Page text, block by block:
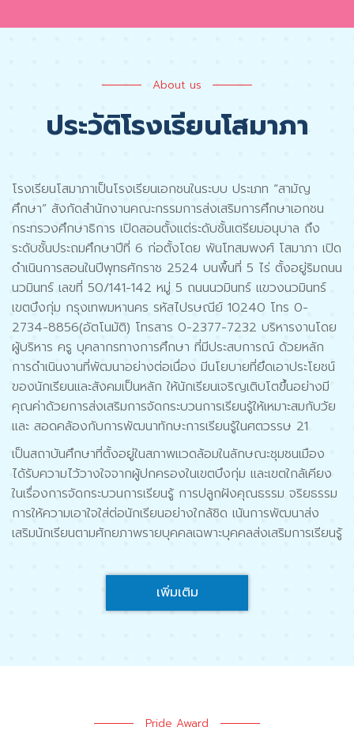
About us
ประวัติโรงเรียนโสมาภา
โรงเรียนโสมาภาเป็นโรงเรียนเอกชนในระบบ ประเภท “สามัญ
ศึกษา” สังกัดสำนักงานคณะกรรมการส่งเสริมการศึกษาเอกชน
กระทรวงศึกษาธิการ เปิดสอนตั้งแต่ระดับชั้นเตรียมอนุบาล ถึง
ระดับชั้นประถมศึกษาปีที่ 6 ก่อตั้งโดย พันโทสมพงศ์ โสมาภา เปิด
ดำเนินการสอนในปีพุทธศักราช 2524 บนพื้นที่ 5 ไร่ ตั้งอยู่ริมถนน
นวมินทร์ เลขที่ 50/141-142 หมู่ 5 ถนนนวมินทร์ แขวงนวมินทร์
เขตบึงกุ่ม กรุงเทพมหานคร รหัสไปรษณีย์ 10240 โทร 0-
2734-8856(อัตโนมัติ) โทรสาร 0-2377-7232 บริหารงานโดย
ผู้บริหาร ครู บุคลากรทางการศึกษา ที่มีประสบการณ์ ด้วยหลัก
การดำเนินงานที่พัฒนาอย่างต่อเนื่อง มีนโยบายที่ยึดเอาประโยชน์
ของนักเรียนและสังคมเป็นหลัก ให้นักเรียนเจริญเติบโตขึ้นอย่างมี
คุณค่าด้วยการส่งเสริมการจัดกระบวนการเรียนรู้ให้เหมาะสมกับวัย
และ สอดคล้องกับการพัฒนาทักษะการเรียนรู้ในศตวรรษ 21
เป็นสถาบันศึกษาที่ตั้งอยู่ในสภาพแวดล้อมในลักษณะชุมชนเมือง
ได้รับความไว้วางใจจากผู้ปกครองในเขตบึงกุ่ม และเขตใกล้เคียง
ในเรื่องการจัดกระบวนการเรียนรู้ การปลูกฝังคุณธรรม จริยธรรม
การให้ความเอาใจใส่ต่อนักเรียนอย่างใกล้ชิด เน้นการพัฒนาส่ง
เสริมนักเรียนตามศักยภาพรายบุคคลเฉพาะบุคคลส่งเสริมการเรียนรู้
เพิ่มเติม
Pride Award